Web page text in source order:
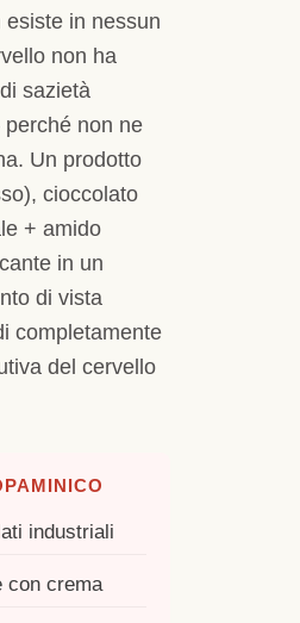
in nessun
non ha
sazietà
non ne
Un prodotto
cioccolato
+ amido
in un
di vista
completamente
del cervello
industriali
con crema